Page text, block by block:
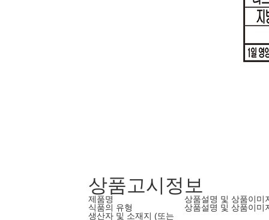
상품고시정보
제품명
상품설명 및 상품이미
식품의 유형
상품설명 및 상품이미
생산자 및 소재지 (또는